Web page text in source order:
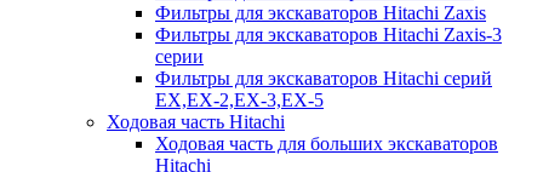
Фильтры для экскаваторов Hitachi Zaxis
Фильтры для экскаваторов Hitachi Zaxis-3
серии
Фильтры для экскаваторов Hitachi серий
EX,EX-2,EX-3,EX-5
Ходовая часть Hitachi
Ходовая часть для больших экскаваторов
Hitachi